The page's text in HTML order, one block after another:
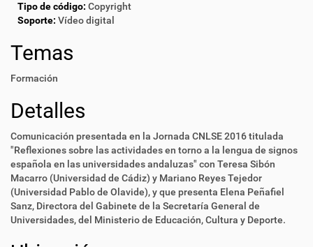
Tipo de código: Copyright
Soporte: Vídeo digital
Temas
Formación
Detalles
Comunicación presentada en la Jornada CNLSE 2016 titulada
"Reflexiones sobre las actividades en torno a la lengua de signos
española en las universidades andaluzas" con Teresa Sibón
Macarro (Universidad de Cádiz) y Mariano Reyes Tejedor
(Universidad Pablo de Olavide), y que presenta Elena Peñafiel
Sanz, Directora del Gabinete de la Secretaría General de
Universidades, del Ministerio de Educación, Cultura y Deporte.